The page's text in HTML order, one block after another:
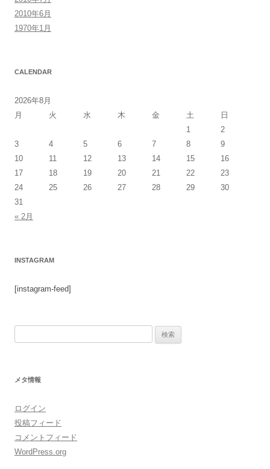
2010年6月
1970年1月
CALENDAR
2026年8月
月
火 水 木 金 土
日
1
2
3
4 5 6 7 8
9
10
11 12 13 14 15
16
17
18 19 20 21 22
23
24
25 26 27 28 29
30
31
« 2月
INSTAGRAM
[instagram-feed]
メタ情報
ログイン
投稿フィード
コメントフィード
WordPress.org